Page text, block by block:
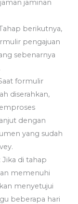
jaminan
berikutnya,
pengajuan
sebenarnya
formulir
diserahkan,
dengan
yang sudah
di tahap
memenuhi
menyetujui
beberapa hari